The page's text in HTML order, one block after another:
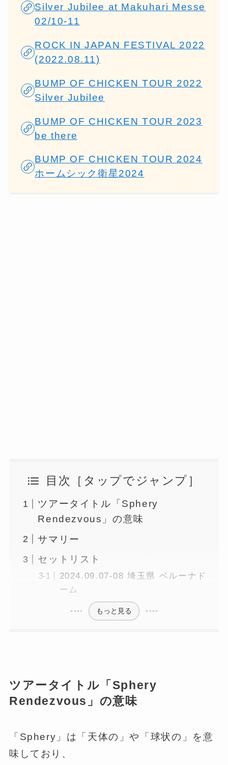
Silver Jubilee at Makuhari Messe
02/10-11
ROCK IN JAPAN FESTIVAL 2022
(2022.08.11)
BUMP OF CHICKEN TOUR 2022
Silver Jubilee
BUMP OF CHICKEN TOUR 2023
be there
BUMP OF CHICKEN TOUR 2024
ホームシック衛星2024
目次［タップでジャンプ］
ツアータイトル「Sphery
Rendezvous」の意味
サマリー
セットリスト
2024.09.07-08 埼玉県 ベルーナド
ーム
もっと見る
ツアータイトル「Sphery
Rendezvous」の意味
「Sphery」は「天体の」や「球状の」を意
味しており、